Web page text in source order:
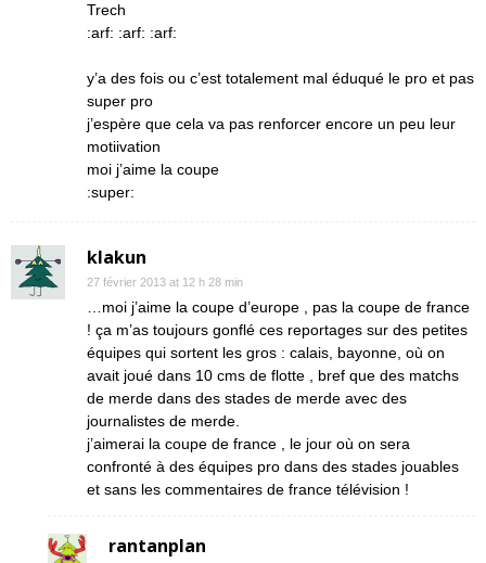
Trech
:arf: :arf: :arf:
y’a des fois ou c’est totalement mal éduqué le pro et pas
super pro
j’espère que cela va pas renforcer encore un peu leur
motiivation
moi j’aime la coupe
:super:
klakun
27 février 2013 at 12 h 28 min
…moi j’aime la coupe d’europe , pas la coupe de france
! ça m’as toujours gonflé ces reportages sur des petites
équipes qui sortent les gros : calais, bayonne, où on
avait joué dans 10 cms de flotte , bref que des matchs
de merde dans des stades de merde avec des
journalistes de merde.
j’aimerai la coupe de france , le jour où on sera
confronté à des équipes pro dans des stades jouables
et sans les commentaires de france télévision !
rantanplan